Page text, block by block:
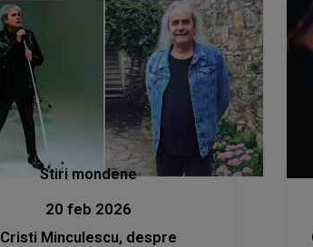
Stiri mondene
20 feb 2026
Cristi Minculescu, despre